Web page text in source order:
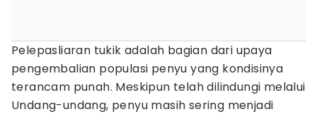
Pelepasliaran tukik adalah bagian dari upaya
pengembalian populasi penyu yang kondisinya
terancam punah. Meskipun telah dilindungi melalui
Undang-undang, penyu masih sering menjadi